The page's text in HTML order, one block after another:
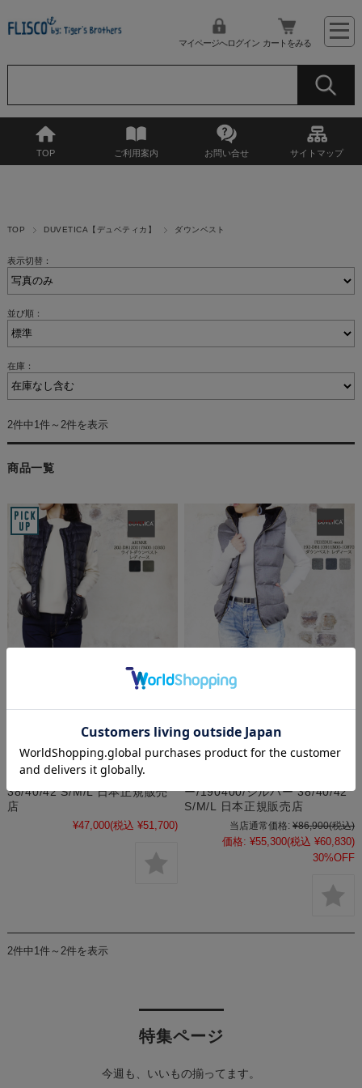
マイページへログイン カートをみる
TOP ご利用案内 お問い合せ サイトマップ
TOP DUVETICA【デュベティカ】 ダウンベスト
表示切替：
並び順：
在庫：
2件中1件～2件を表示
商品一覧
デュベティカ レディース ダウ
シャイニーナイロン
DUVETICA ARINNE 202-
D8120017N00-10350 999/ブ
ラック/黒/870/オリーブ/カーキ
38/40/42 S/M/L 日本正規販売
店
¥47,000(税込 ¥51,700)
【SALE品交換・返品不可】 デ
ベドゥエウール フードつき
DUVETICA FEBEDUE-wool
192-D8110911N00-10870
ー/190400/シルバー 38/40/42
S/M/L 日本正規販売店
当店通常価格: ¥86,900(税込)
価格: ¥55,300(税込 ¥60,830)
30%OFF
2件中1件～2件を表示
特集ページ
今週も、いいもの揃ってます。